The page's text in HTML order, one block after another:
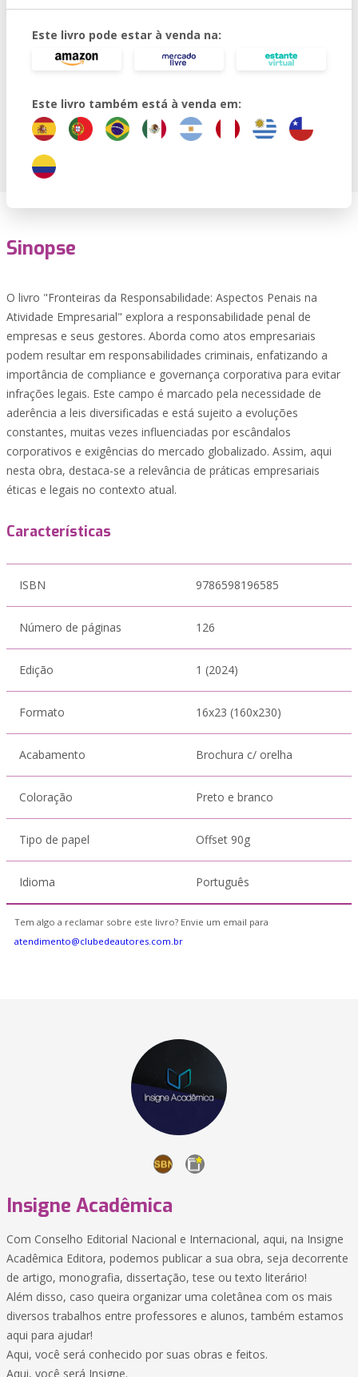
Este livro pode estar à venda na:
Este livro também está à venda em:
Sinopse
O livro "Fronteiras da Responsabilidade: Aspectos Penais na
Atividade Empresarial" explora a responsabilidade penal de
empresas e seus gestores. Aborda como atos empresariais
podem resultar em responsabilidades criminais, enfatizando a
importância de compliance e governança corporativa para evitar
infrações legais. Este campo é marcado pela necessidade de
aderência a leis diversificadas e está sujeito a evoluções
constantes, muitas vezes influenciadas por escândalos
corporativos e exigências do mercado globalizado. Assim, aqui
nesta obra, destaca-se a relevância de práticas empresariais
éticas e legais no contexto atual.
Características
ISBN 9786598196585
Número de páginas 126
Edição 1 (2024)
Formato 16x23 (160x230)
Acabamento Brochura c/ orelha
Coloração Preto e branco
Tipo de papel Offset 90g
Idioma Português
Tem algo a reclamar sobre este livro? Envie um email para
atendimento@clubedeautores.com.br
Insigne Acadêmica
Com Conselho Editorial Nacional e Internacional, aqui, na Insigne
Acadêmica Editora, podemos publicar a sua obra, seja decorrente
de artigo, monografia, dissertação, tese ou texto literário!
Além disso, caso queira organizar uma coletânea com os mais
diversos trabalhos entre professores e alunos, também estamos
aqui para ajudar!
Aqui, você será conhecido por suas obras e feitos.
Aqui, você será Insigne.